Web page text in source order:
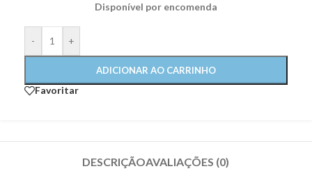
Disponível por encomenda
- +
ADICIONAR AO CARRINHO
Favoritar
DESCRIÇÃOAVALIAÇÕES (0)